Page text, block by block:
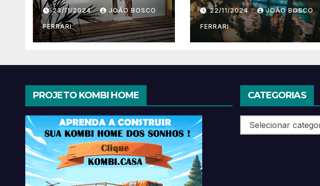
23/11/2024 JOÃO BOSCO
FERRARI
22/11/2024 JOÃO BOSCO
FERRARI
PROJETO KOMBI HOME CATEGORIAS
Categorias